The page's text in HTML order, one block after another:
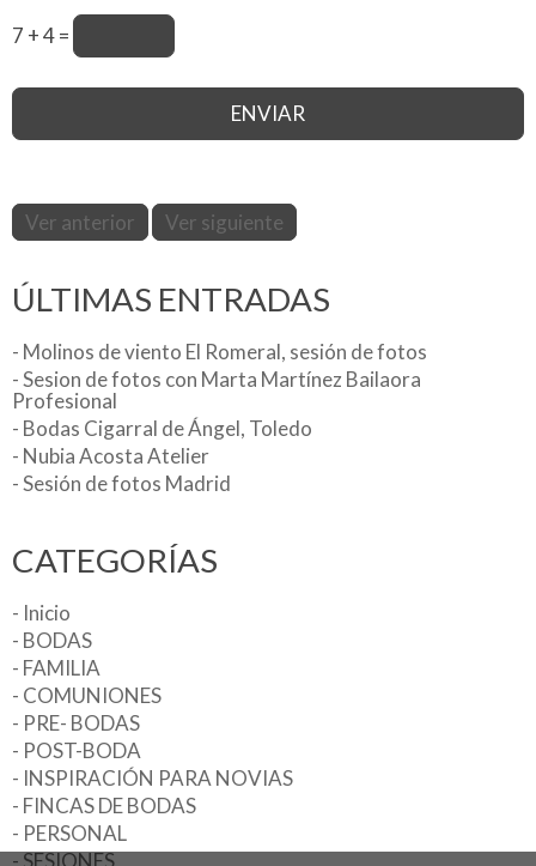
7 + 4 =
Ver anterior Ver siguiente
ÚLTIMAS ENTRADAS
- Molinos de viento El Romeral, sesión de fotos
- Sesion de fotos con Marta Martínez Bailaora
Profesional
- Bodas Cigarral de Ángel, Toledo
- Nubia Acosta Atelier
- Sesión de fotos Madrid
CATEGORÍAS
- Inicio
- BODAS
- FAMILIA
- COMUNIONES
- PRE- BODAS
- POST-BODA
- INSPIRACIÓN PARA NOVIAS
- FINCAS DE BODAS
- PERSONAL
- SESIONES